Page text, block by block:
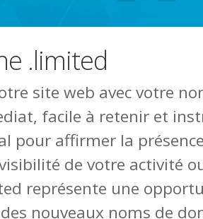
.limited
site web avec votre
facile à retenir et
pour affirmer la
de votre activité
représente une
nouveaux noms de